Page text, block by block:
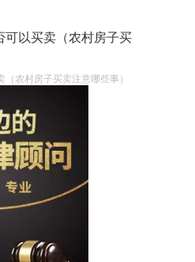
可以买卖（农村房子买
农村房子买卖注意哪些事）